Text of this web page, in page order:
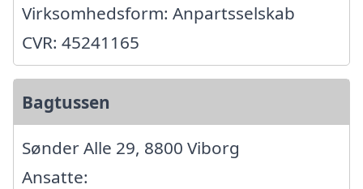
Virksomhedsform: Anpartsselskab
CVR: 45241165
Bagtussen
Sønder Alle 29, 8800 Viborg
Ansatte: